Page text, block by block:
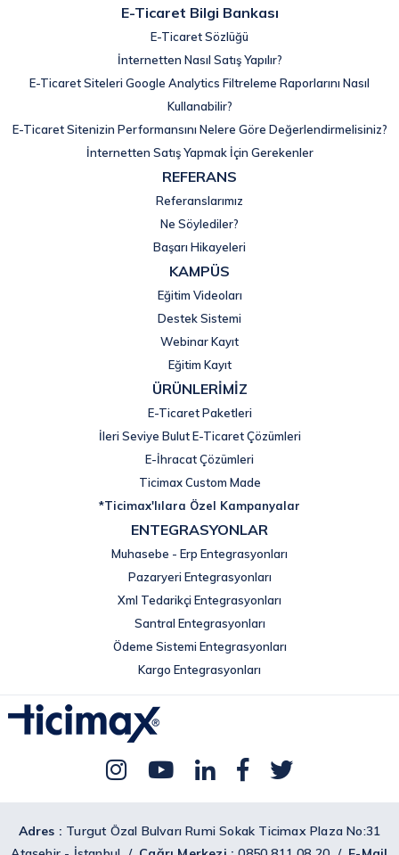
E-Ticaret Bilgi Bankası
E-Ticaret Sözlüğü
İnternetten Nasıl Satış Yapılır?
E-Ticaret Siteleri Google Analytics Filtreleme Raporlarını Nasıl
Kullanabilir?
E-Ticaret Sitenizin Performansını Nelere Göre Değerlendirmelisiniz?
İnternetten Satış Yapmak İçin Gerekenler
REFERANS
Referanslarımız
Ne Söylediler?
Başarı Hikayeleri
KAMPÜS
Eğitim Videoları
Destek Sistemi
Webinar Kayıt
Eğitim Kayıt
ÜRÜNLERİMİZ
E-Ticaret Paketleri
İleri Seviye Bulut E-Ticaret Çözümleri
E-İhracat Çözümleri
Ticimax Custom Made
*Ticimax'lılara Özel Kampanyalar
ENTEGRASYONLAR
Muhasebe - Erp Entegrasyonları
Pazaryeri Entegrasyonları
Xml Tedarikçi Entegrasyonları
Santral Entegrasyonları
Ödeme Sistemi Entegrasyonları
Kargo Entegrasyonları
Adres : Turgut Özal Bulvarı Rumi Sokak Ticimax Plaza No:31